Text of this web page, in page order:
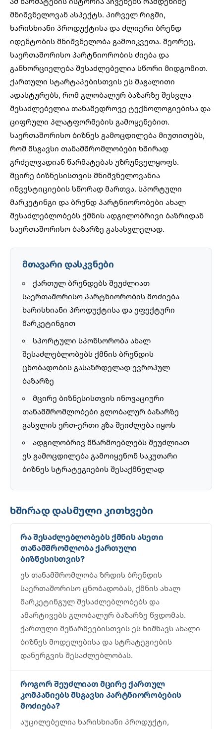
მნიშვნელოვან ასპექტს. პირველ რიგში,
ხარისხიანი პროდუქტისა და ძლიერი ბრენდ
იდენტობის მნიშვნელობა გამოიკვეთა. მეორეც,
საერთაშორისო პარტნიორობის ძიება და
განხორციელება შესაძლებელია სწორი მიდგომით.
ქართული სტარტაპებისთვის ეს მაგალითი
ადასტურებს, რომ გლობალურ ბაზარზე შესვლა
შესაძლებელია თანამედროვე ტექნოლოგიებისა და
ციფრული პლატფორმების გამოყენებით.
საერთაშორისო ბიზნეს გამოცდილება მიუთითებს,
რომ მსგავსი თანამშრომლობები ხშირად
გრძელვადიან წარმატებას უზრუნველყოფს.
მცირე ბიზნესისთვის მნიშვნელოვანია
ინვესტიციების სწორად მართვა. სპორტული
მარკეტინგი და ბრენდ პარტნიორობები ახალ
შესაძლებლობებს ქმნის ადგილობრივი ბაზრიდან
საერთაშორისო ბაზარზე გასასვლელად.
მთავარი დასკვნები
ქართულ ბრენდებს შეუძლიათ
საერთაშორისო პარტნიორობის მოძიება
ხარისხიანი პროდუქტისა და ეფექტური
მარკეტინგით
სპორტული სპონსორობა ახალ
შესაძლებლობებს ქმნის ბრენდის
ცნობადობის გასაზრდელად ევროპულ
ბაზარზე
მცირე ბიზნესისთვის ინოვაციური
თანამშრომლობები გლობალურ ბაზარზე
გასვლის ერთ-ერთი გზა შეიძლება იყოს
ადგილობრივ მწარმოებლებს შეუძლიათ
ეს გამოცდილება გამოიყენონ საკუთარი
ბიზნეს სტრატეგიების შესაქმნელად
ხშირად დასმული კითხვები
რა შესაძლებლობებს ქმნის ასეთი
თანამშრომლობა ქართული
ბიზნესისთვის?
ეს თანამშრომლობა ზრდის ბრენდის
საერთაშორისო ცნობადობას, ქმნის ახალ
მარკეტინგულ შესაძლებლობებს და
ამარტივებს გლობალურ ბაზარზე წვდომას.
ქართული მეწარმეებისთვის ეს ნიშნავს ახალი
ბიზნეს მოდელებისა და სტრატეგიების
დანერგვის შესაძლებლობას.
როგორ შეუძლიათ მცირე ქართულ
კომპანიებს მსგავსი პარტნიორობების
მოძიება?
აუცილებელია ხარისხიანი პროდუქტი,